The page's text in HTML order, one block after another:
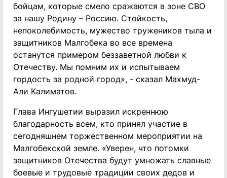
бойцам, которые смело сражаются в зоне СВО
за нашу Родину – Россию. Стойкость,
непоколебимость, мужество тружеников тыла и
защитников Малгобека во все времена
останутся примером беззаветной любви к
Отечеству. Мы помним их и испытываем
гордость за родной город», - сказал Махмуд-
Али Калиматов.
Глава Ингушетии выразил искреннюю
благодарность всем, кто принял участие в
сегодняшнем торжественном мероприятии на
Малгобекской земле. «Уверен, что потомки
защитников Отечества будут умножать славные
боевые и трудовые традиции своих дедов и